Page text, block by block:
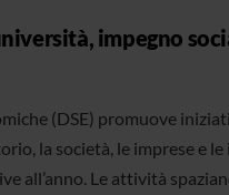
impegno
(DSE) promuove
la società, le imprese e
all’anno. Le attività